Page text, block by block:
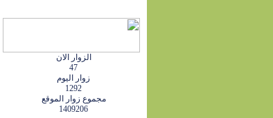
الزوار الان
47
زوار اليوم
1292
مجموع زوار الموقع
1409206